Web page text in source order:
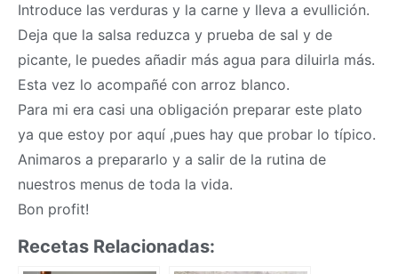
Introduce las verduras y la carne y lleva a evullición.
Deja que la salsa reduzca y prueba de sal y de
picante, le puedes añadir más agua para diluirla más.
Esta vez lo acompañé con arroz blanco.
Para mi era casi una obligación preparar este plato
ya que estoy por aquí ,pues hay que probar lo típico.
Animaros a prepararlo y a salir de la rutina de
nuestros menus de toda la vida.
Bon profit!
Recetas Relacionadas: